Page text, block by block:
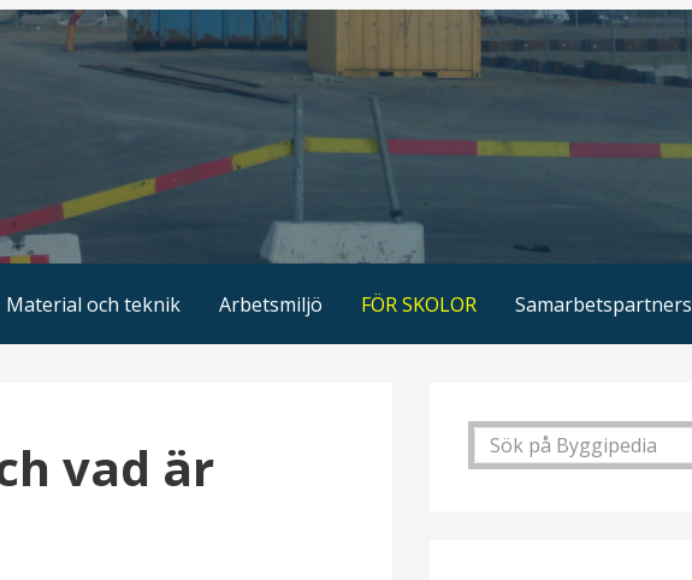
Material och teknik Arbetsmiljö FÖR SKOLOR Samarbetspartners
vad är